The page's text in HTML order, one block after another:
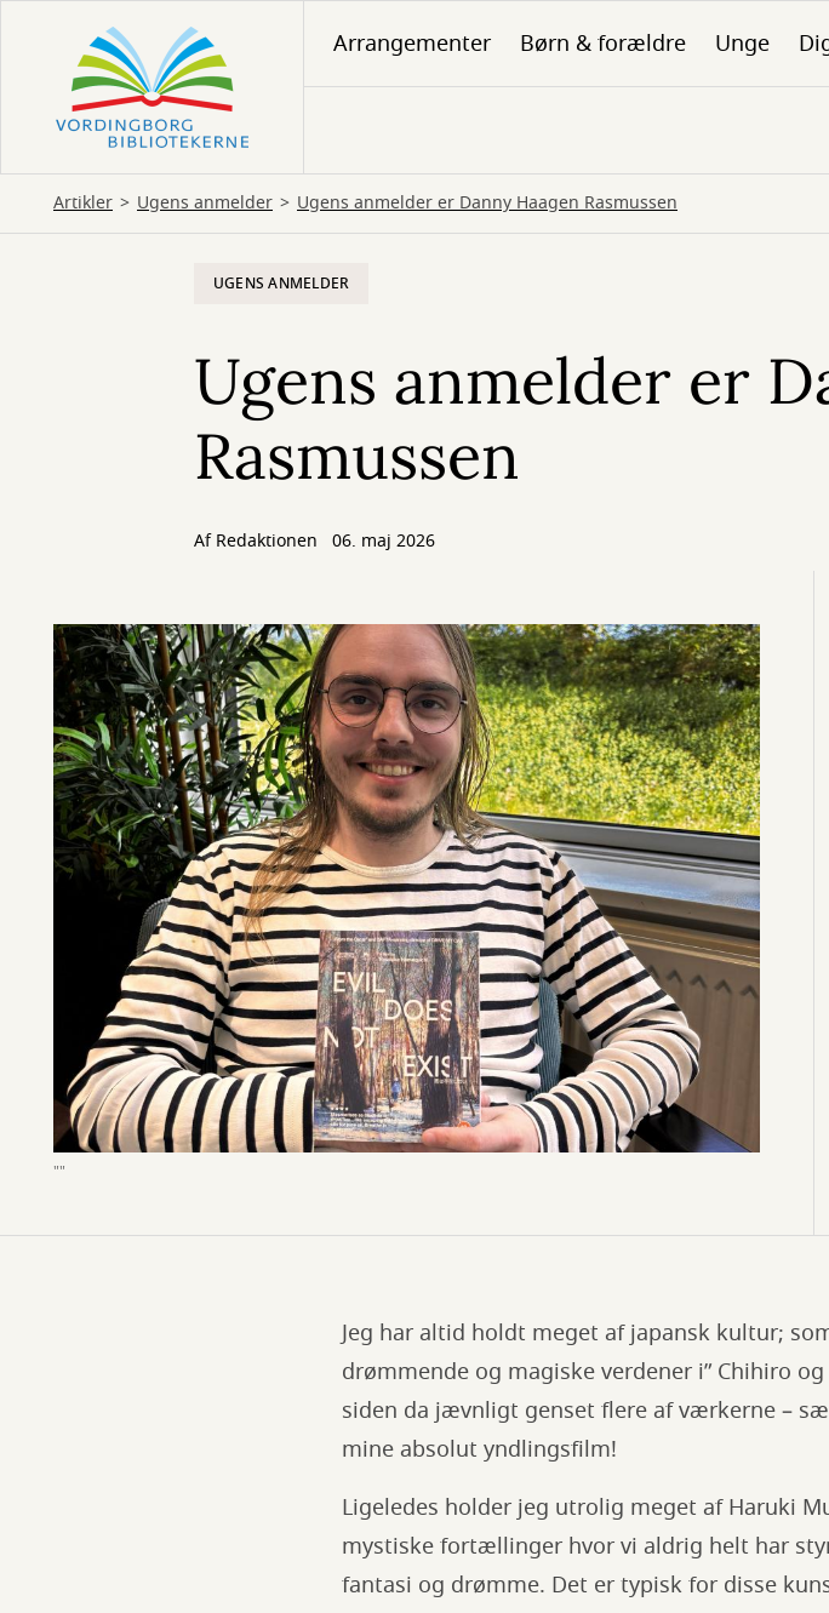
hovedindhold
Arrangementer Børn & forældre Unge
Artikler Ugens anmelder Ugens anmelder er Danny Haagen Rasmussen
UGENS ANMELDER
Ugens anmelder er
Rasmussen
AfRedaktionen 06. maj 2026
""
Jeg har altid holdt meget af japansk kultur;
drømmende og magiske verdener i” Chihiro
siden da jævnligt genset flere af værkerne –
mine absolut yndlingsfilm!
Ligeledes holder jeg utrolig meget af Haruki
mystiske fortællinger hvor vi aldrig helt har
fantasi og drømme. Det er typisk for disse